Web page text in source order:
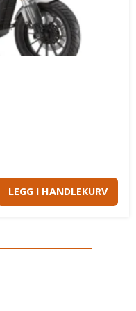
LEGG I HANDLEKURV